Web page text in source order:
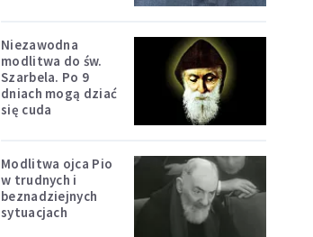
Niezawodna
modlitwa do św.
Szarbela. Po 9
dniach mogą dziać
się cuda
Modlitwa ojca Pio
w trudnych i
beznadziejnych
sytuacjach